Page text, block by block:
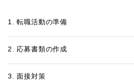
種別の例文、書類選考で減点されやすい
1. 転職活動の準備
2. 応募書類の作成
3. 面接対策